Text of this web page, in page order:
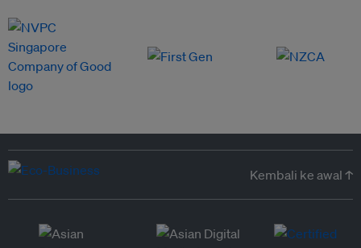
Kembali ke awal ↑